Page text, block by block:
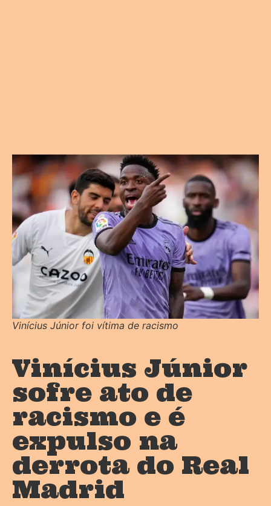
Vinícius Júnior foi vítima de racismo
Vinícius Júnior
sofre ato de
racismo e é
expulso na
derrota do Real
Madrid